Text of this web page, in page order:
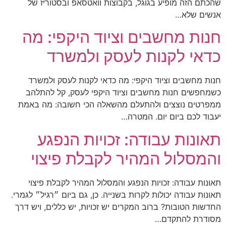
שהכתם הזה מופיע בגוגל, בקבוצות וואטסאפ ובסטוריז של
אנשים שלא…
חנות מחשבים וציוד היקפי: מה
כדאי לקנות לעסק ולמשרד
חנות מחשבים וציוד היקפי: מה כדאי לקנות לעסק ולמשרד
כשמחפשים חנות מחשבים וציוד היקפי לעסק, קל להתלהב
ממפרטים נוצצים ולהתעלם מהשאלה הכי חשובה: מה באמת
יעבוד לכם ביום יום. המטרה…
תאונות עבודה: זכויות הנפגע
והמסלול המהיר לקבלת פיצוי
תאונות עבודה: זכויות הנפגע והמסלול המהיר לקבלת פיצוי
תאונות עבודה יכולות לקרות בשנייה. כן, גם ביום ״רגיל״ לגמרי.
החדשות הטובות? ברוב המקרים יש זכויות, יש כללים, ויש דרך
מסודרת להתקדם…